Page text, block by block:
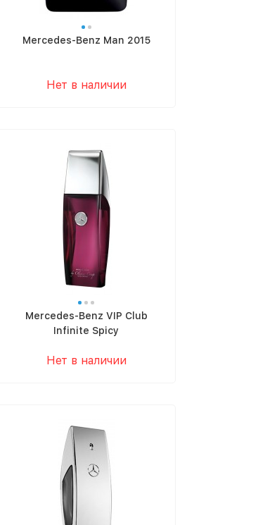
Mercedes-Benz Man 2015
Нет в наличии
Mercedes-Benz VIP Club
Infinite Spicy
Нет в наличии